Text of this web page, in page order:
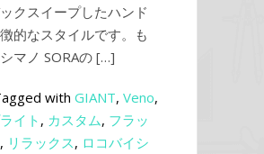
クスイープしたハンド
的なスタイルです。も
マノ SORAの […]
with GIANT, Veno,
イト, カスタム, フラッ
, リラックス, ロコバイシ